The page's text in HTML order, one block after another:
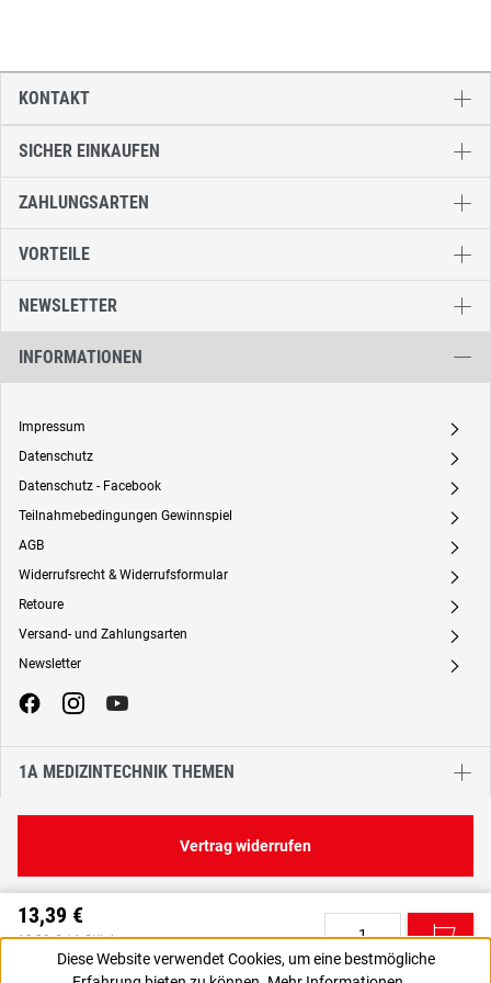
13,39 €
13,39 € / 1 Stück
11,25 € zzgl. MwSt., | zzgl. Versand
C
SICHER EINKAUFEN
ZAHLUNGSARTEN
VORTEILE
NEWSLETTER
INFORMATIONEN
Impressum A
Datenschutz A
Datenschutz - Facebook A
Teilnahmebedingungen Gewinnspiel A
AGB A
Widerrufsrecht & Widerrufsformular A
Retoure A
Versand- und Zahlungsarten A
Newsletter A
1A MEDIZINTECHNIK THEMEN
KONTAKT
Vertrag widerrufen
Diese Website verwendet Cookies, um eine bestmögliche